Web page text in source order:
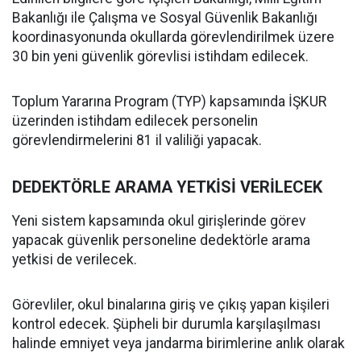
Bakanlığı ile Çalışma ve Sosyal Güvenlik Bakanlığı
koordinasyonunda okullarda görevlendirilmek üzere
30 bin yeni güvenlik görevlisi istihdam edilecek.
Toplum Yararına Program (TYP) kapsamında İŞKUR
üzerinden istihdam edilecek personelin
görevlendirmelerini 81 il valiliği yapacak.
DEDEKTÖRLE ARAMA YETKİSİ VERİLECEK
Yeni sistem kapsamında okul girişlerinde görev
yapacak güvenlik personeline dedektörle arama
yetkisi de verilecek.
Görevliler, okul binalarına giriş ve çıkış yapan kişileri
kontrol edecek. Şüpheli bir durumla karşılaşılması
halinde emniyet veya jandarma birimlerine anlık olarak